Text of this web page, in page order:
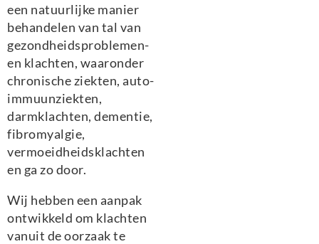
een natuurlijke manier
behandelen van tal van
gezondheidsproblemen-
en klachten, waaronder
chronische ziekten, auto-
immuunziekten,
darmklachten, dementie,
fibromyalgie,
vermoeidheidsklachten
en ga zo door.
Wij hebben een aanpak
ontwikkeld om klachten
vanuit de oorzaak te